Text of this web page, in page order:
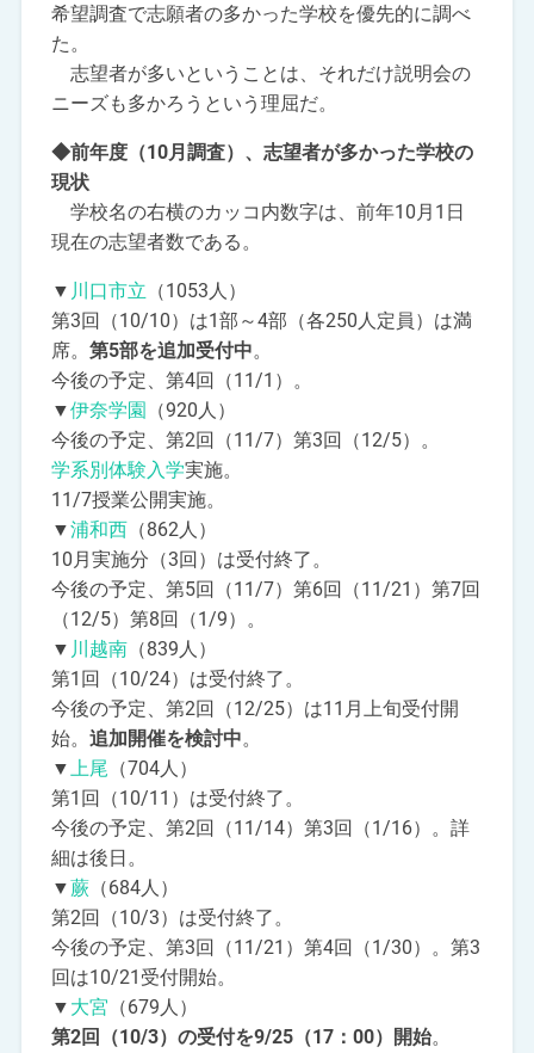
希望調査で志願者の多かった学校を優先的に調べ
た。
志望者が多いということは、それだけ説明会の
ニーズも多かろうという理屈だ。
◆前年度（10月調査）、志望者が多かった学校の
現状
学校名の右横のカッコ内数字は、前年10月1日
現在の志望者数である。
▼ 川口市立 （1053人）
第3回（10/10）は1部～4部（各250人定員）は満
席。 第5部を追加受付中。
今後の予定、第4回（11/1）。
▼伊奈学園 （920人）
今後の予定、第2回（11/7）第3回（12/5）。
学系別体験入学実施。
11/7授業公開実施。
▼浦和西（862人）
10月実施分（3回）は受付終了。
今後の予定、第5回（11/7）第6回（11/21）第7回
（12/5）第8回（1/9）。
▼ 川越南（839人）
第1回（10/24）は受付終了。
今後の予定、第2回（12/25）は11月上旬受付開
始。 追加開催を検討中。
▼上尾 （704人）
第1回（10/11）は受付終了。
今後の予定、第2回（11/14）第3回（1/16）。詳
細は後日。
▼蕨（684人）
第2回（10/3）は受付終了。
今後の予定、第3回（11/21）第4回（1/30）。第3
回は10/21受付開始。
▼ 大宮 （679人）
第2回（10/3）の受付を9/25（17：00）開始。